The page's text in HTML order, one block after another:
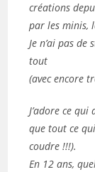
créations
par les minis,
Je n’ai pas
tout
(avec encore
J’adore ce
que tout ce
coudre !!!).
En 12 ans,